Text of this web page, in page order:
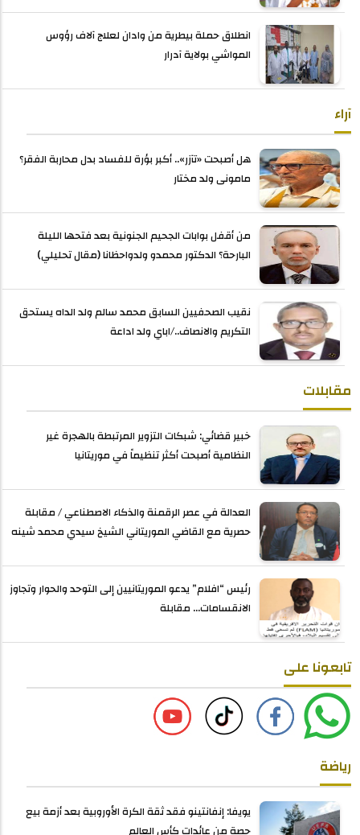
انطلاق حملة بيطرية من وادان لعلاج آلاف رؤوس
المواشي بولاية آدرار
آراء
هل أصبحت «تآزر».. أكبر بؤرة للفساد بدل محاربة الفقر؟
مامونى ولد مختار
من أقفل بوابات الجحيم الجنونية بعد فتحها الليلة
البارحة؟ الدكتور محمدو ولدواحظانا (مقال تحليلي)
نقيب الصحفيين السابق محمد سالم ولد الداه يستحق
التكريم والانصاف../اباي ولد اداعة
مقابلات
خبير قضائي: شبكات التزوير المرتبطة بالهجرة غير
النظامية أصبحت أكثر تنظيماً في موريتانيا
العدالة في عصر الرقمنة والذكاء الاصطناعي / مقابلة
حصرية مع القاضي الموريتاني الشيخ سيدي محمد شينه
رئيس “افلام” يدعو الموريتانيين إلى التوحد والحوار وتجاوز
الانقسامات... مقابلة
تابعونا على
رياضة
يويفا: إنفانتينو فقد ثقة الكرة الأوروبية بعد أزمة بيع